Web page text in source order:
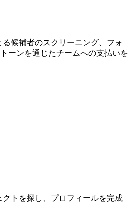
候補者のスクリーニング、フォ
ーンを通じたチームへの支払いを
トを探し、プロフィールを完成